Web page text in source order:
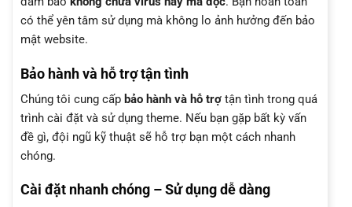
có thể yên tâm sử dụng mà không lo ảnh hưởng đến bảo
mật website.
Bảo hành và hỗ trợ tận tình
Chúng tôi cung cấp bảo hành và hỗ trợ tận tình trong quá
trình cài đặt và sử dụng theme. Nếu bạn gặp bất kỳ vấn
đề gì, đội ngũ kỹ thuật sẽ hỗ trợ bạn một cách nhanh
chóng.
Cài đặt nhanh chóng – Sử dụng dễ dàng